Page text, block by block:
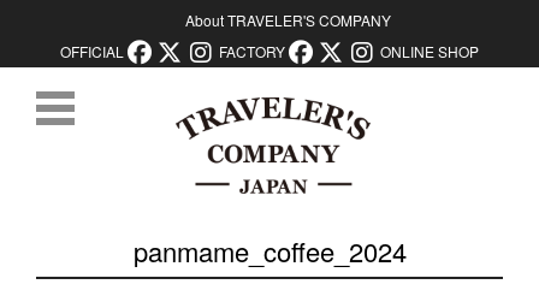
About TRAVELER'S COMPANY
OFFICIAL
FACTORY ONLINE SHOP
panmame_coffee_2024